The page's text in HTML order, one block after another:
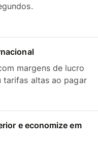
margens de lucro
tarifas altas ao pagar
e economize em